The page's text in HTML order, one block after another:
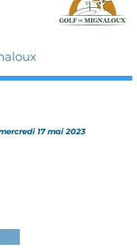
17 mai 2023